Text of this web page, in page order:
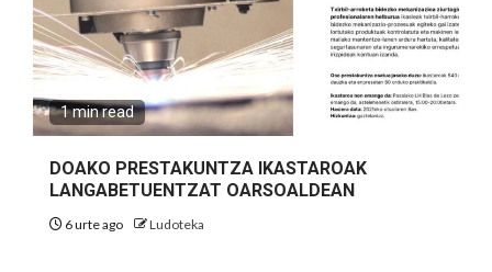
1 min read
DOAKO PRESTAKUNTZA IKASTAROAK
LANGABETUENTZAT OARSOALDEAN
6 urte ago Ludoteka